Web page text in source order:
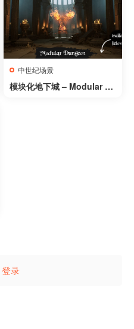
Medieval Medieval Old )
中世纪场景
模块化地下城 – Modular Du
登录